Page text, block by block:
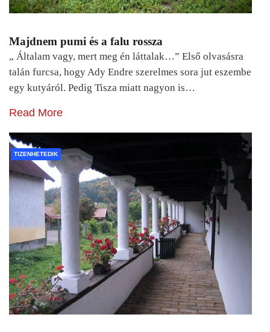
Majdnem pumi és a falu rossza
„ Általam vagy, mert meg én láttalak…” Első olvasásra
talán furcsa, hogy Ady Endre szerelmes sora jut eszembe
egy kutyáról. Pedig Tisza miatt nagyon is…
Read More
TIZENHETEDIK